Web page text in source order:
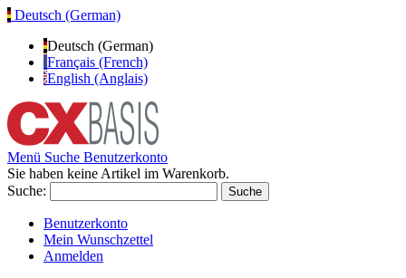
Deutsch (German)
Deutsch (German)
Français (French)
English (Anglais)
Menü Suche Benutzerkonto
Sie haben keine Artikel im Warenkorb.
Suche:
Suche
Benutzerkonto
Mein Wunschzettel
Anmelden